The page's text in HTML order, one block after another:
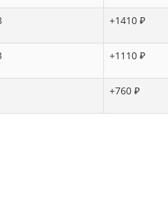
+1410 ₽
+1110 ₽
+760 ₽